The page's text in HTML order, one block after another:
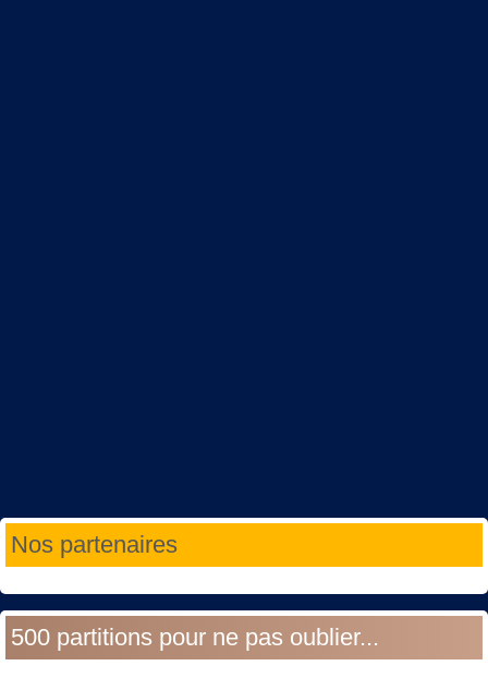
Nos partenaires
500 partitions pour ne pas oublier...
Année
précédente
Mois
précédent
Année
suivante
Mois
suivant